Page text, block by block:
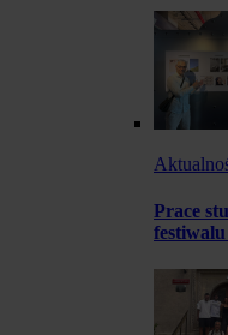
Prace